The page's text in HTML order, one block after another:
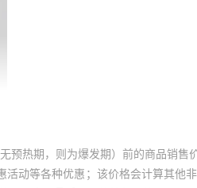
预热期，则为爆发期）前的商品销售
动等各种优惠；该价格会计算其他